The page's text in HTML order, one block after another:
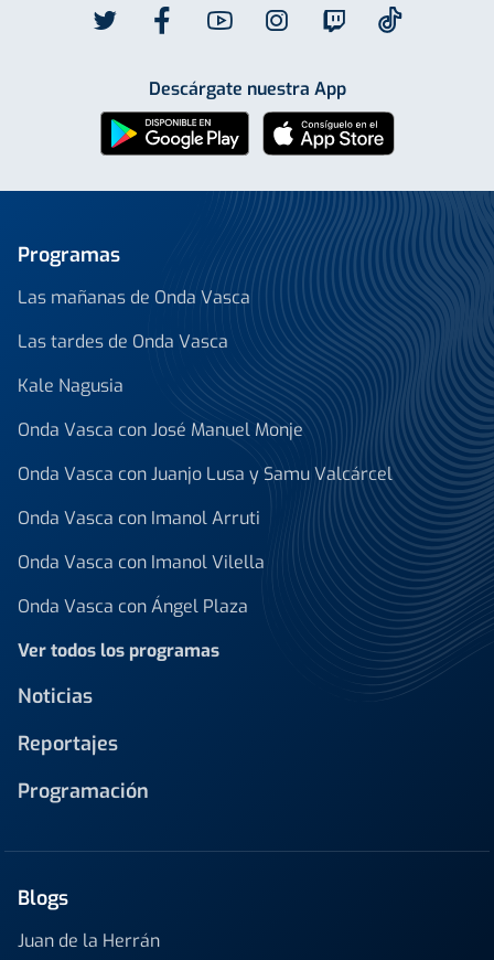
Descárgate nuestra App
Programas
Las mañanas de Onda Vasca
Las tardes de Onda Vasca
Kale Nagusia
Onda Vasca con José Manuel Monje
Onda Vasca con Juanjo Lusa y Samu Valcárcel
Onda Vasca con Imanol Arruti
Onda Vasca con Imanol Vilella
Onda Vasca con Ángel Plaza
Ver todos los programas
Noticias
Reportajes
Programación
Blogs
Juan de la Herrán